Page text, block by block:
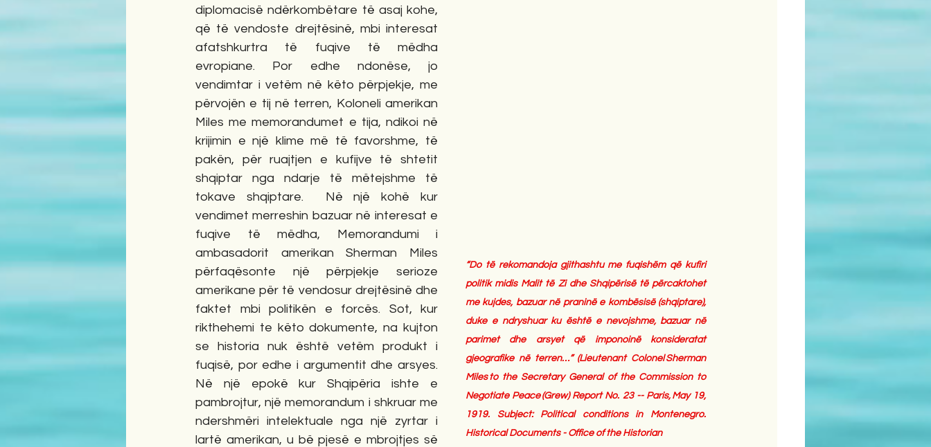
“Do të rekomandoja gjithashtu me fuqishëm që kufiri
politik midis Malit të Zi dhe Shqipërisë të përcaktohet
me kujdes, bazuar në praninë e kombësisë (shqiptare),
duke e ndryshuar ku është e nevojshme, bazuar në
parimet dhe arsyet që imponoinë konsideratat
gjeografike në terren…” (Lieutenant Colonel Sherman
Miles to the Secretary General of the Commission to
Negotiate Peace (Grew) Report No. 23 -- Paris, May 19,
1919. Subject: Political conditions in Montenegro.
Historical Documents - Office of the Historian
diplomacisë ndërkombëtare të asaj kohe,
që të vendoste drejtësinë, mbi interesat
afatshkurtra të fuqive të mëdha
evropiane. Por edhe ndonëse, jo
vendimtar i vetëm në këto përpjekje, me
përvojën e tij në terren, Koloneli amerikan
Miles me memorandumet e tija, ndikoi në
krijimin e një klime më të favorshme, të
pakën, për ruajtjen e kufijve të shtetit
shqiptar nga ndarje të mëtejshme të
tokave shqiptare.  Në një kohë kur
vendimet merreshin bazuar në interesat e
fuqive të mëdha, Memorandumi i
ambasadorit amerikan Sherman Miles
përfaqësonte një përpjekje serioze
amerikane për të vendosur drejtësinë dhe
faktet mbi politikën e forcës. Sot, kur
rikthehemi te këto dokumente, na kujton
se historia nuk është vetëm produkt i
fuqisë, por edhe i argumentit dhe arsyes.
Në një epokë kur Shqipëria ishte e
pambrojtur, një memorandum i shkruar me
ndershmëri intelektuale nga një zyrtar i
lartë amerikan, u bë pjesë e mbrojtjes së